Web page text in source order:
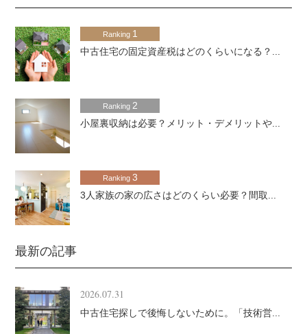
Ranking 1
中古住宅の固定資産税はどのくらいになる？...
Ranking 2
小屋裏収納は必要？メリット・デメリットや...
Ranking 3
3人家族の家の広さはどのくらい必要？間取...
最新の記事
2026.07.31
中古住宅探しで後悔しないために。「技術営...